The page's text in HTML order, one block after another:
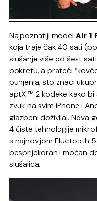
Najpoznatiji modelAir 1
koja traje čak 40 sati
slušanje više od šest
pokretu, a prateći
punjenja, što znači
aptX ™ 2 kodeke kako bi
zvuk na svim iPhone i
glazbeni doživljaj. Nova
4 čiste tehnologije
s najnovijom Bluetooth
besprijekoran i moćan
slušalica.